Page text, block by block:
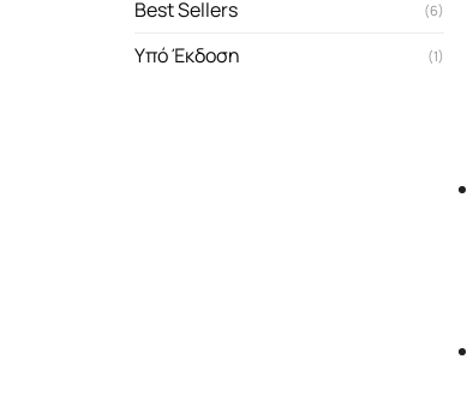
Best Sellers (6)
Υπό Έκδοση (1)